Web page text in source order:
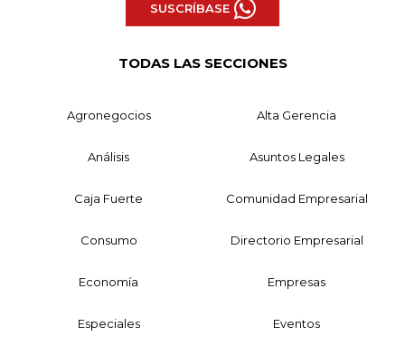
SUSCRÍBASE
TODAS LAS SECCIONES
Agronegocios Alta Gerencia
Análisis Asuntos Legales
Caja Fuerte Comunidad Empresarial
Consumo Directorio Empresarial
Economía Empresas
Especiales Eventos